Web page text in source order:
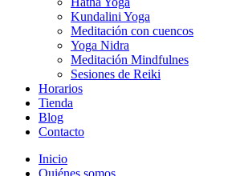
Kundalini Yoga
Meditación con cuencos
Yoga Nidra
Meditación Mindfulnes
Sesiones de Reiki
Horarios
Tienda
Blog
Contacto
Inicio
Quiénes somos